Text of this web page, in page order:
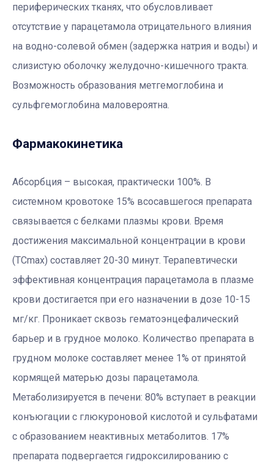
периферических тканях, что обусловливает
отсутствие у парацетамола отрицательного влияния
на водно-солевой обмен (задержка натрия и воды) и
слизистую оболочку желудочно-кишечного тракта.
Возможность образования метгемоглобина и
сульфгемоглобина маловероятна.
Фармакокинетика
Абсорбция – высокая, практически 100%. В
системном кровотоке 15% всосавшегося препарата
связывается с белками плазмы крови. Время
достижения максимальной концентрации в крови
(TCmax) составляет 20-30 минут. Терапевтически
эффективная концентрация парацетамола в плазме
крови достигается при его назначении в дозе 10-15
мг/кг. Проникает сквозь гематоэнцефалический
барьер и в грудное молоко. Количество препарата в
грудном молоке составляет менее 1% от принятой
кормящей матерью дозы парацетамола.
Метаболизируется в печени: 80% вступает в реакции
конъюгации с глюкуроновой кислотой и сульфатами
с образованием неактивных метаболитов. 17%
препарата подвергается гидроксилированию с